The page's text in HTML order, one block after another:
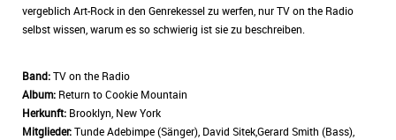
vergeblich Art-Rock in den Genrekessel zu werfen, nur TV on the Radio
selbst wissen, warum es so schwierig ist sie zu beschreiben.
Band:TV on the Radio
Album: Return to Cookie Mountain
Herkunft: Brooklyn, New York
Mitglieder:Tunde Adebimpe (Sänger), David Sitek,Gerard Smith (Bass),